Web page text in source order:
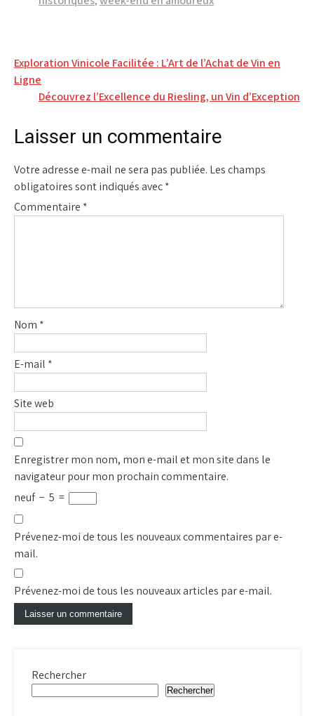
Navigation
de
l’article
Exploration Vinicole Facilitée : L’Art de l’Achat de Vin en
Ligne
Découvrez l’Excellence du Riesling, un Vin d’Exception
Laisser un commentaire
Votre adresse e-mail ne sera pas publiée. Les champs
obligatoires sont indiqués avec*
Commentaire *
Nom *
E-mail *
Site web
Enregistrer mon nom, mon e-mail et mon site dans le
navigateur pour mon prochain commentaire.
neuf − 5 =
Prévenez-moi de tous les nouveaux commentaires par e-
mail.
Prévenez-moi de tous les nouveaux articles par e-mail.
Rechercher
Rechercher